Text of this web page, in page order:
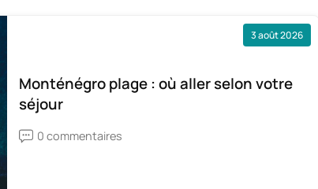
3 août 2026
Monténégro plage : où aller selon votre
séjour
0 commentaires